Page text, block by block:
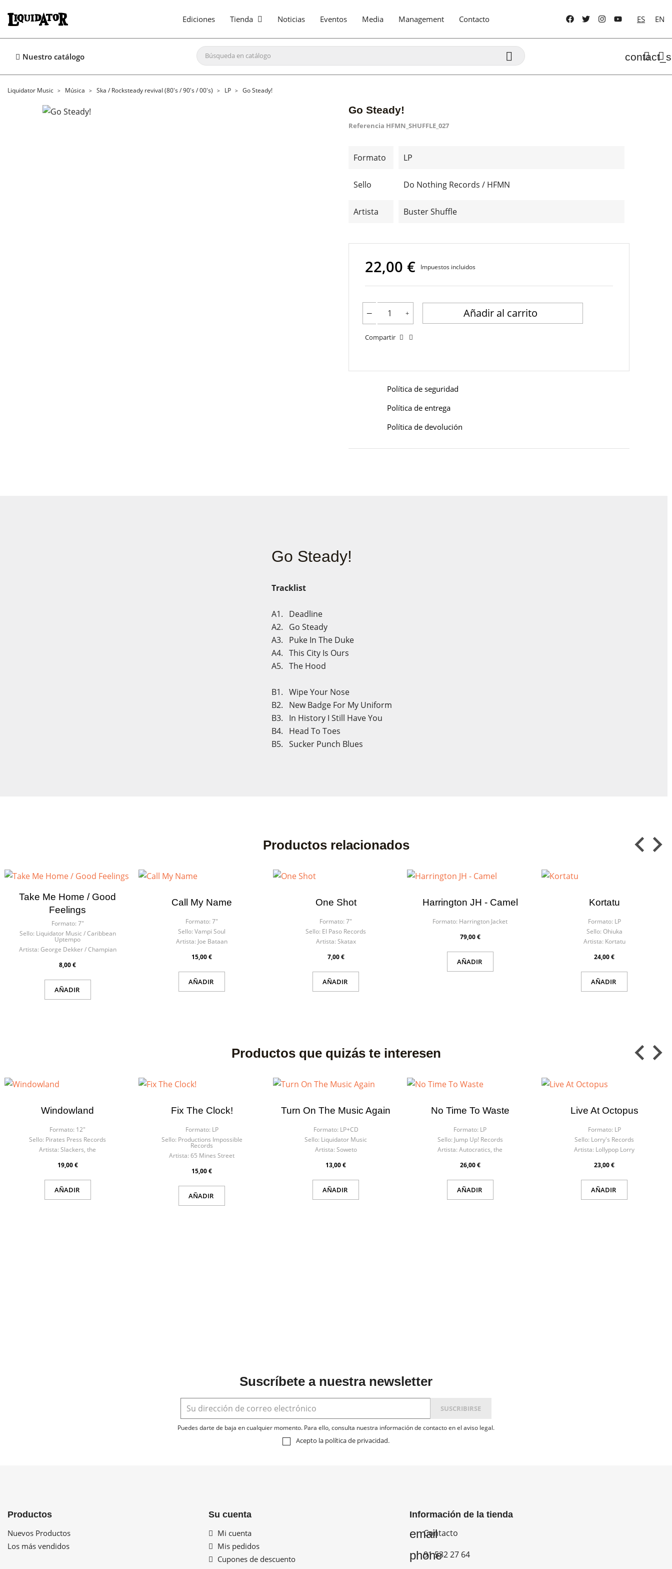
Ediciones Tienda Noticias Eventos Media Management Contacto ES EN
Nuestro catálogo 
Liquidator Music Música Ska / Rocksteady revival (80's / 90's / 00's) LP Go Steady!
Go Steady!
Referencia HFMN_SHUFFLE_027
Formato LP
Sello Do Nothing Records / HFMN
Artista Buster Shuffle
22,00 € Impuestos incluidos
Añadir al carrito
Compartir
Política de seguridad
Política de entrega
Política de devolución
Go Steady!
Tracklist
A1. Deadline
A2. Go Steady
A3. Puke In The Duke
A4. This City Is Ours
A5. The Hood
B1. Wipe Your Nose
B2. New Badge For My Uniform
B3. In History I Still Have You
B4. Head To Toes
B5. Sucker Punch Blues
Productos relacionados
Take Me Home / Good
Feelings
Formato: 7"
Sello: Liquidator Music / Caribbean
Uptempo
Artista: George Dekker / Champian
8,00 €
AÑADIR
Call My Name
Formato: 7"
Sello: Vampi Soul
Artista: Joe Bataan
15,00 €
AÑADIR
One Shot
Formato: 7"
Sello: El Paso Records
Artista: Skatax
7,00 €
AÑADIR
Harrington JH - Camel
Formato: Harrington Jacket
79,00 €
AÑADIR
Kortatu
Formato: LP
Sello: Ohiuka
Artista: Kortatu
24,00 €
AÑADIR
Productos que quizás te interesen
Windowland
Formato: 12"
Sello: Pirates Press Records
Artista: Slackers, the
19,00 €
AÑADIR
Fix The Clock!
Formato: LP
Sello: Productions Impossible
Records
Artista: 65 Mines Street
15,00 €
AÑADIR
Turn On The Music Again
Formato: LP+CD
Sello: Liquidator Music
Artista: Soweto
13,00 €
AÑADIR
No Time To Waste
Formato: LP
Sello: Jump Up! Records
Artista: Autocratics, the
26,00 €
AÑADIR
Live At Octopus
Formato: LP
Sello: Lorry's Records
Artista: Lollypop Lorry
23,00 €
AÑADIR
Suscríbete a nuestra newsletter
Puedes darte de baja en cualquier momento. Para ello, consulta nuestra información de contacto en el aviso legal.
Acepto la política de privacidad.
Productos
Nuevos Productos
Los más vendidos
Su cuenta
Mi cuenta
Mis pedidos
Cupones de descuento
Información de la tienda
email
Contacto
phone
91 532 27 64